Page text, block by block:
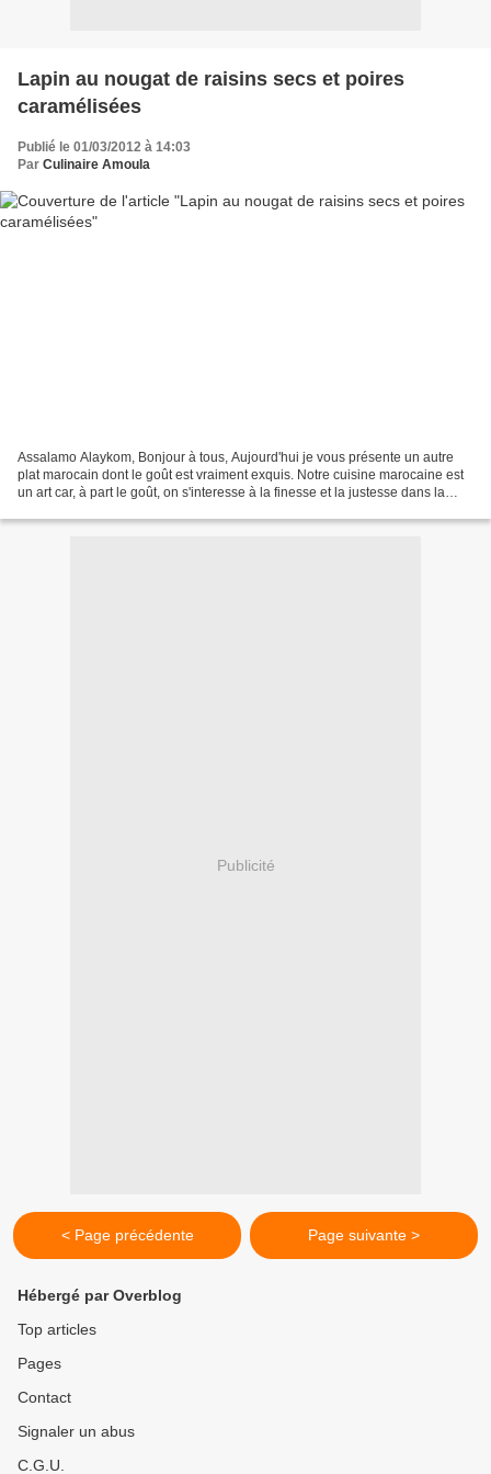
Lapin au nougat de raisins secs et poires
caramélisées
Publié le 01/03/2012 à 14:03
Par Culinaire Amoula
Assalamo Alaykom, Bonjour à tous, Aujourd'hui je vous présente un autre
plat marocain dont le goût est vraiment exquis. Notre cuisine marocaine est
un art car, à part le goût, on s'interesse à la finesse et la justesse dans la
Publicité
< Page précédente Page suivante >
Hébergé par Overblog
Top articles
Pages
Contact
Signaler un abus
C.G.U.